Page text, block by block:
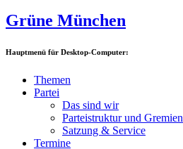
Grüne München
Hauptmenü für Desktop-Computer:
Themen
Partei
Das sind wir
Parteistruktur und Gremien
Satzung & Service
Termine